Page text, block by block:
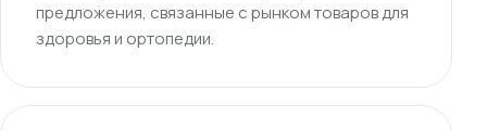
предложения, связанные с рынком товаров для
здоровья и ортопедии.